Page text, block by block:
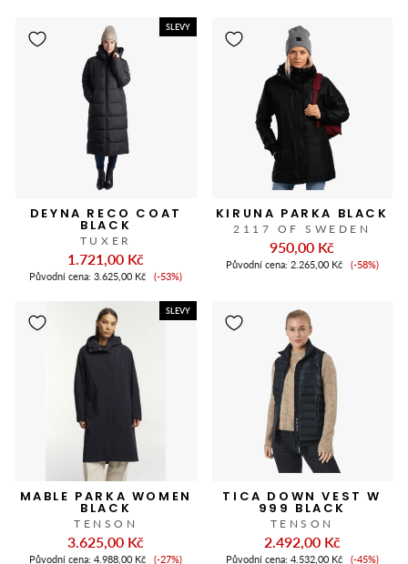
SLEVY
DEYNA RECO COAT
BLACK
TUXER
1.721,00 Kč
Původní cena:3.625,00 Kč
Cena
(-53%)
KIRUNA PARKA BLACK
2117 OF SWEDEN
950,00 Kč
Původní cena: 2.265,00 Kč
Cena
(-58%)
SLEVY
MABLE PARKA WOMEN
BLACK
TENSON
3.625,00 Kč
Původní cena:4.988,00 Kč
Cena
(-27%)
TICA DOWN VEST W
999 BLACK
TENSON
2.492,00 Kč
Původní cena: 4.532,00 Kč
Cena
(-45%)